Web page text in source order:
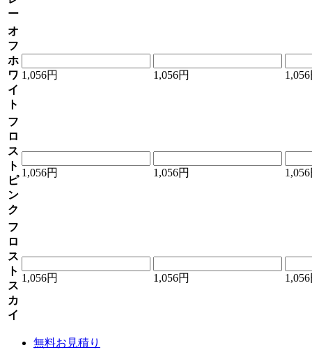
ー
オ
フ
ホ
ワ
イ
ト
1,056円 1,056円
フ
ロ
ス
ト
ピ
ン
ク
1,056円 1,056円
フ
ロ
ス
ト
ス
カ
イ
1,056円 1,056円
無料お見積り